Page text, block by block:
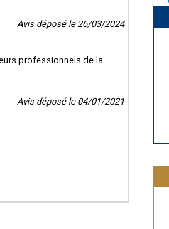
Avis déposé le 26/03/2024
professionnels de la
Avis déposé le 04/01/2021